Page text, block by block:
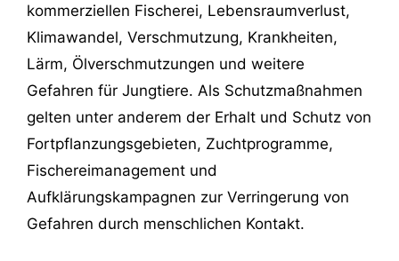
kommerziellen Fischerei, Lebensraumverlust,
Klimawandel, Verschmutzung, Krankheiten,
Lärm, Ölverschmutzungen und weitere
Gefahren für Jungtiere. Als Schutzmaßnahmen
gelten unter anderem der Erhalt und Schutz von
Fortpflanzungsgebieten, Zuchtprogramme,
Fischereimanagement und
Aufklärungskampagnen zur Verringerung von
Gefahren durch menschlichen Kontakt.